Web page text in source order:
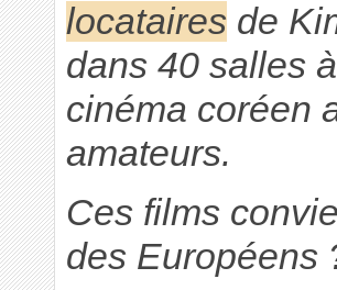
locataires de
dans 40 salles
cinéma coréen
amateurs.
Ces films
des Européens